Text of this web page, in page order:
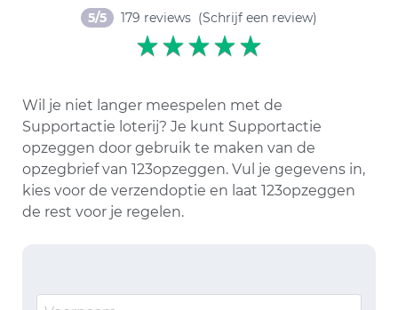
5/5 179 reviews (Schrijf een review)
Wil je niet langer meespelen met de
Supportactie loterij? Je kunt Supportactie
opzeggen door gebruik te maken van de
opzegbrief van 123opzeggen. Vul je gegevens in,
kies voor de verzendoptie en laat 123opzeggen
de rest voor je regelen.